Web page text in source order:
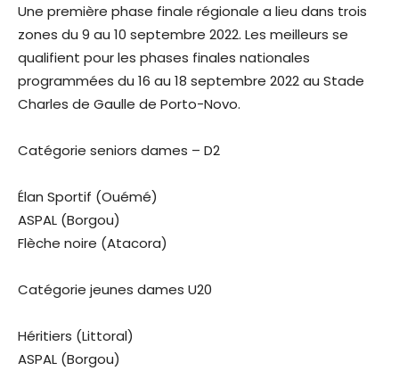
Une première phase finale régionale a lieu dans trois
zones du 9 au 10 septembre 2022. Les meilleurs se
qualifient pour les phases finales nationales
programmées du 16 au 18 septembre 2022 au Stade
Charles de Gaulle de Porto-Novo.
Catégorie seniors dames – D2
Élan Sportif (Ouémé)
ASPAL (Borgou)
Flèche noire (Atacora)
Catégorie jeunes dames U20
Héritiers (Littoral)
ASPAL (Borgou)